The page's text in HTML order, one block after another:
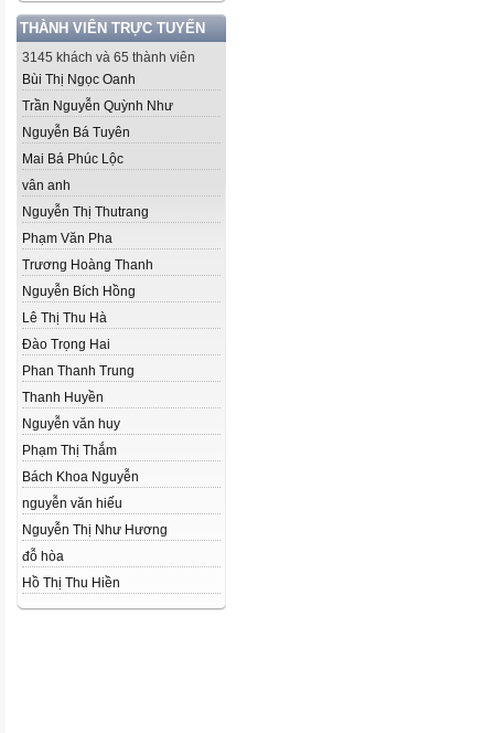
THÀNH VIÊN TRỰC TUYẾN
3145 khách và 65 thành viên
Bùi Thị Ngọc Oanh
Trần Nguyễn Quỳnh Như
Nguyễn Bá Tuyên
Mai Bá Phúc Lộc
vân anh
Nguyễn Thị Thutrang
Phạm Văn Pha
Trương Hoàng Thanh
Nguyễn Bích Hồng
Lê Thị Thu Hà
Đào Trọng Hai
Phan Thanh Trung
Thanh Huyền
Nguyễn văn huy
Phạm Thị Thắm
Bách Khoa Nguyễn
nguyễn văn hiếu
Nguyễn Thị Như­ Hương
đỗ hòa
Hồ Thị Thu Hiền